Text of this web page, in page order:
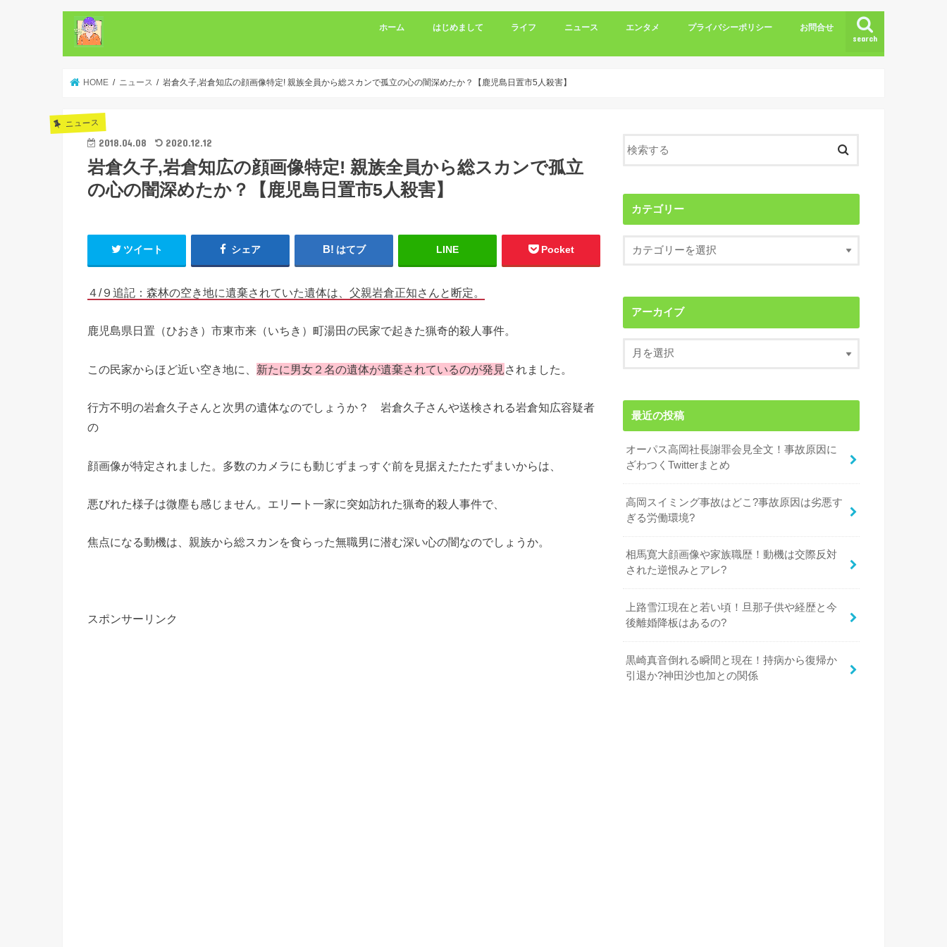
search
ホーム はじめまして ライフ ニュース エンタメ プライバシーポリシー お問合せ
HOME ニュース 岩倉久子,岩倉知広の顔画像特定! 親族全員から総スカンで孤立の心の闇深めたか？【鹿児島日置市5人殺害】
ニュース
2018.04.08 2020.12.12
岩倉久子,岩倉知広の顔画像特定! 親族全員から総スカンで孤立
の心の闇深めたか？【鹿児島日置市5人殺害】
ツイート シェア はてブ LINE Pocket
４/９追記：森林の空き地に遺棄されていた遺体は、父親岩倉正知さんと断定。
鹿児島県日置（ひおき）市東市来（いちき）町湯田の民家で起きた猟奇的殺人事件。
この民家からほど近い空き地に、 新たに男女２名の遺体が遺棄されているのが発見されました。
行方不明の岩倉久子さんと次男の遺体なのでしょうか？ 岩倉久子さんや送検される岩倉知広容疑者
の
顔画像が特定されました。多数のカメラにも動じずまっすぐ前を見据えたたたずまいからは、
悪びれた様子は微塵も感じません。エリート一家に突如訪れた猟奇的殺人事件で、
焦点になる動機は、親族から総スカンを食らった無職男に潜む深い心の闇なのでしょうか。
スポンサーリンク
カテゴリー
アーカイブ
最近の投稿
オーパス高岡社長謝罪会見全文！事故原因に
ざわつくTwitterまとめ
高岡スイミング事故はどこ?事故原因は劣悪す
ぎる労働環境?
相馬寛大顔画像や家族職歴！動機は交際反対
された逆恨みとアレ?
上路雪江現在と若い頃！旦那子供や経歴と今
後離婚降板はあるの?
黒崎真音倒れる瞬間と現在！持病から復帰か
引退か?神田沙也加との関係